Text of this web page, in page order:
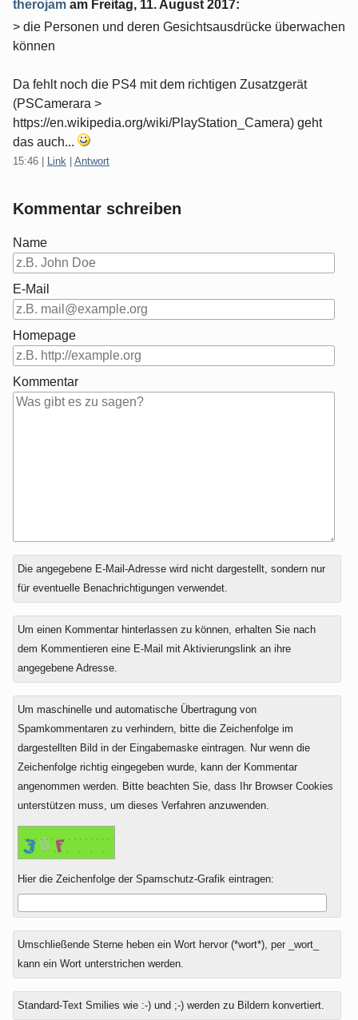
therojam am Freitag, 11. August 2017:
> die Personen und deren Gesichtsausdrücke überwachen
können
Da fehlt noch die PS4 mit dem richtigen Zusatzgerät
(PSCamerara >
https://en.wikipedia.org/wiki/PlayStation_Camera) geht
das auch...
15:46 Link Antwort
Kommentar schreiben
Name
E-Mail
Homepage
Kommentar
Antwort
zu
Die angegebene E-Mail-Adresse wird nicht dargestellt, sondern nur
für eventuelle Benachrichtigungen verwendet.
Um einen Kommentar hinterlassen zu können, erhalten Sie nach
dem Kommentieren eine E-Mail mit Aktivierungslink an ihre
angegebene Adresse.
Um maschinelle und automatische Übertragung von
Spamkommentaren zu verhindern, bitte die Zeichenfolge im
dargestellten Bild in der Eingabemaske eintragen. Nur wenn die
Zeichenfolge richtig eingegeben wurde, kann der Kommentar
angenommen werden. Bitte beachten Sie, dass Ihr Browser Cookies
unterstützen muss, um dieses Verfahren anzuwenden.
Hier die Zeichenfolge der Spamschutz-Grafik eintragen:
Umschließende Sterne heben ein Wort hervor (*wort*), per _wort_
kann ein Wort unterstrichen werden.
Standard-Text Smilies wie :-) und ;-) werden zu Bildern konvertiert.